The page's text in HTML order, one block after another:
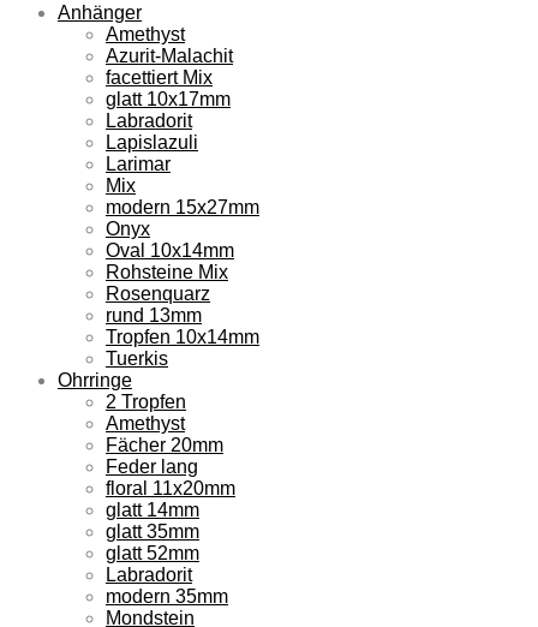
Anhänger
Amethyst
Azurit-Malachit
facettiert Mix
glatt 10x17mm
Labradorit
Lapislazuli
Larimar
Mix
modern 15x27mm
Onyx
Oval 10x14mm
Rohsteine Mix
Rosenquarz
rund 13mm
Tropfen 10x14mm
Tuerkis
Ohrringe
2 Tropfen
Amethyst
Fächer 20mm
Feder lang
floral 11x20mm
glatt 14mm
glatt 35mm
glatt 52mm
Labradorit
modern 35mm
Mondstein